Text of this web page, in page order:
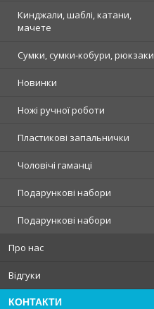
Кинджали, шаблі, катани,
мачете
Сумки, сумки-кобури, рюкзаки
Новинки
Ножі ручної роботи
Пластикові запальнички
Чоловічі гаманці
Подарункові набори
Подарункові набори
Про нас
Відгуки
КОНТАКТИ